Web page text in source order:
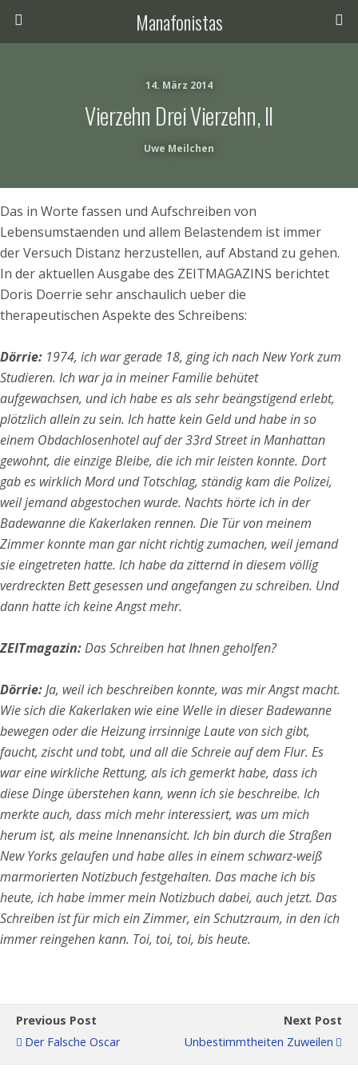
Manafonistas
14. März 2014
Vierzehn Drei Vierzehn, II
Uwe Meilchen
Das in Worte fassen und Aufschreiben von
Lebensumstaenden und allem Belastendem ist immer
der Versuch Distanz herzustellen, auf Abstand zu gehen.
In der aktuellen Ausgabe des ZEITMAGAZINS berichtet
Doris Doerrie sehr anschaulich ueber die
therapeutischen Aspekte des Schreibens:
Dörrie: 1974, ich war gerade 18, ging ich nach New York zum
Studieren. Ich war ja in meiner Familie behütet
aufgewachsen, und ich habe es als sehr beängstigend erlebt,
plötzlich allein zu sein. Ich hatte kein Geld und habe in so
einem Obdachlosenhotel auf der 33rd Street in Manhattan
gewohnt, die einzige Bleibe, die ich mir leisten konnte. Dort
gab es wirklich Mord und Totschlag, ständig kam die Polizei,
weil jemand abgestochen wurde. Nachts hörte ich in der
Badewanne die Kakerlaken rennen. Die Tür von meinem
Zimmer konnte man gar nicht richtig zumachen, weil jemand
sie eingetreten hatte. Ich habe da zitternd in diesem völlig
verdreckten Bett gesessen und angefangen zu schreiben. Und
dann hatte ich keine Angst mehr.
ZEITmagazin:Das Schreiben hat Ihnen geholfen?
Dörrie:Ja, weil ich beschreiben konnte, was mir Angst macht.
Wie sich die Kakerlaken wie eine Welle in dieser Badewanne
bewegen oder die Heizung irrsinnige Laute von sich gibt,
faucht, zischt und tobt, und all die Schreie auf dem Flur. Es
war eine wirkliche Rettung, als ich gemerkt habe, dass ich
diese Dinge überstehen kann, wenn ich sie beschreibe. Ich
merkte auch, dass mich mehr interessiert, was um mich
herum ist, als meine Innenansicht. Ich bin durch die Straßen
New Yorks gelaufen und habe alles in einem schwarz-weiß
marmorierten Notizbuch festgehalten. Das mache ich bis
heute, ich habe immer mein Notizbuch dabei, auch jetzt. Das
Schreiben ist für mich ein Zimmer, ein Schutzraum, in den ich
immer reingehen kann. Toi, toi, toi, bis heute.
Previous Post
Der Falsche Oscar
Next Post
Unbestimmtheiten Zuweilen